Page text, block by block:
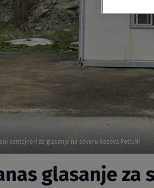
kontejneri za glasanje na severu Kosova Foto:N1
glasanje za